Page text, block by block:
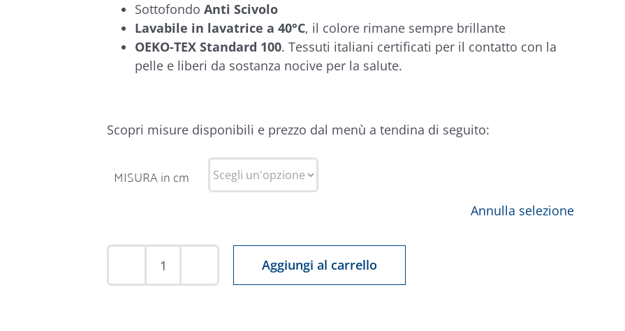
Sottofondo Anti Scivolo
Lavabile in lavatrice a 40°C, il colore rimane sempre brillante
OEKO-TEX Standard 100. Tessuti italiani certificati per il contatto con la
pelle e liberi da sostanza nocive per la salute.
Scopri misure disponibili e prezzo dal menù a tendina di seguito:
MISURA in cm
Annulla selezione
Tappeto
Aggiungi al carrello